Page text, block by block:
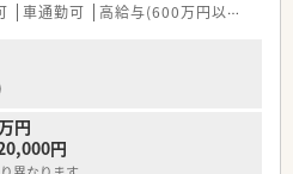
予定です。
クライフバランスが整っています
従業員割引制度など嬉しいメリットも
車通勤可 高給与(600万円以上)
円
円